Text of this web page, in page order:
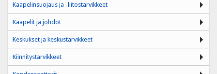
Kaapelinsuojaus ja -liitostarvikkeet
Kaapelit ja johdot
Keskukset ja keskustarvikkeet
Kiinnitystarvikkeet